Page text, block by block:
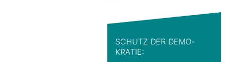
SCHUTZ DER DEMO­
KRATIE: